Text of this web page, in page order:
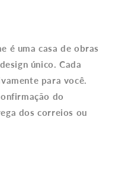
é uma casa de obras
único. Cada
para você.
do
dos correios ou